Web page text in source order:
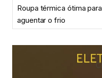
Roupa térmica ótima para
aguentar o frio